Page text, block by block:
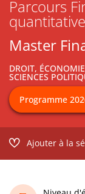
Parcours
Master
DROIT,
SCIENCES
Ajouter à la